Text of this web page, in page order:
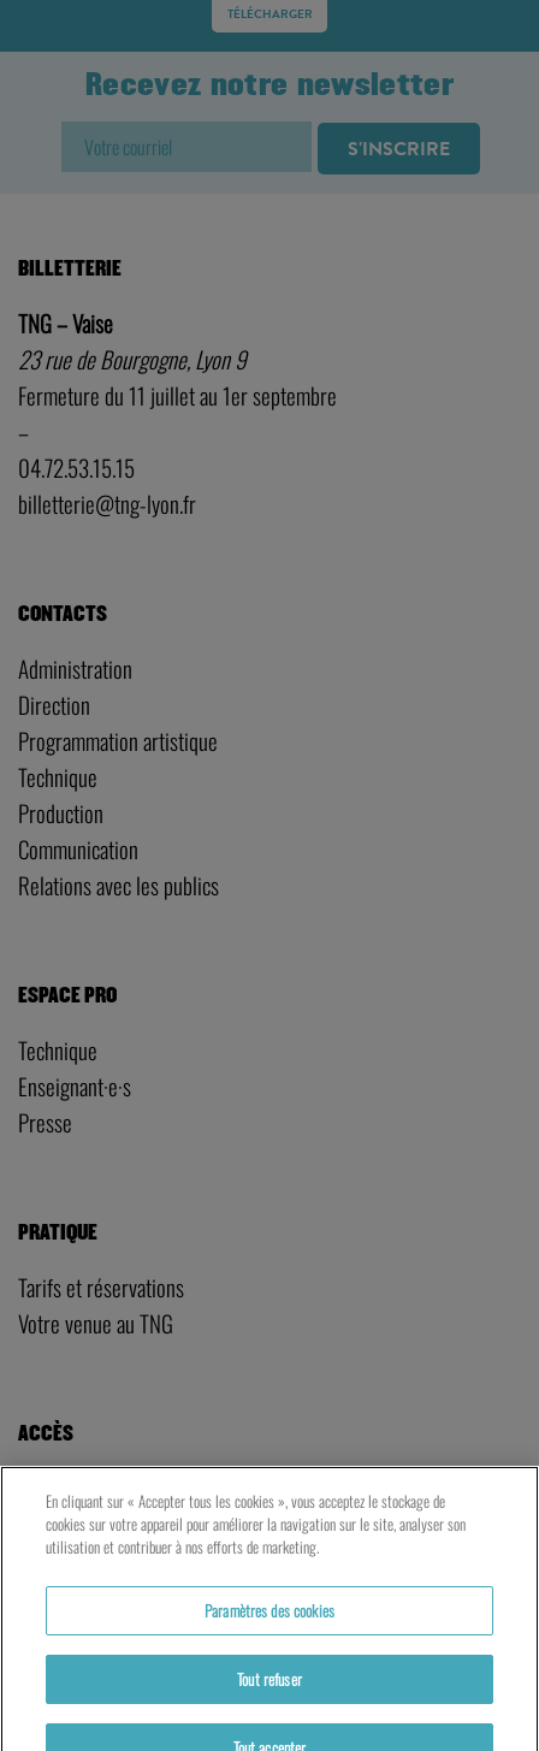
TNG – Vaise
23 rue de Bourgogne, Lyon 9
Fermeture du 11 juillet au 1er septembre
billetterie@tng-lyon.fr
CONTACTS
Administration
Direction
Programmation artistique
Communication
ESPACE PRO
Technique
Enseignant·e·s
Presse
PRATIQUE
Tarifs et réservations
Votre venue au TNG
LE TNG – VAISE
23 rue de Bourgogne – Lyon 9ème
En cliquant sur « Accepter tous les cookies », vous acceptez le stockage de
cookies sur votre appareil pour améliorer la navigation sur le site, analyser son
utilisation et contribuer à nos efforts de marketing.
Paramètres des cookies
Tout refuser